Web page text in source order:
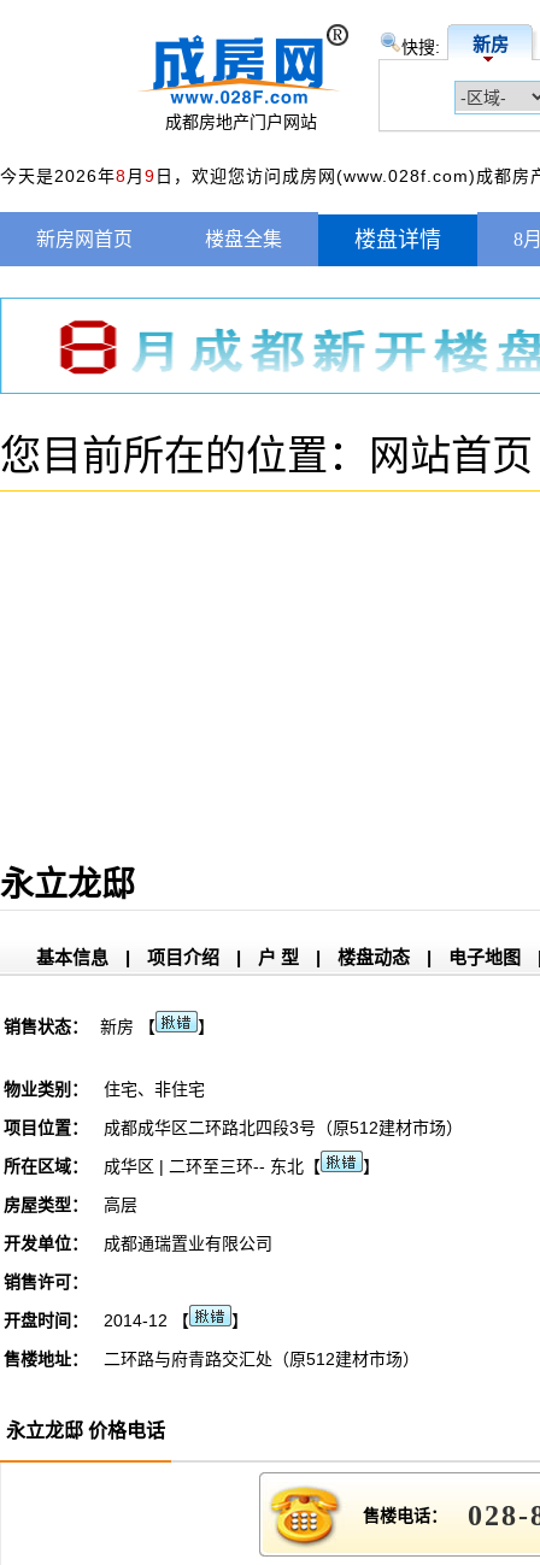
成都房地产门户网站
快搜: 新房
今天是2026年8月 9 日，欢迎您访问成房网(www.028f.com)成都房
新房网首页 楼盘全集 楼盘详情 8
您目前所在的位置： 网站首页
永立龙邸
基本信息 | 项目介绍 | 户 型 | 楼盘动态 | 电子地图
销售状态： 新房 【 】
物业类别：
住宅、非住宅
项目位置：
成都成华区二环路北四段3号（原512建材市场）
所在区域：
成华区 | 二环至三环-- 东北【
】
房屋类型：
高层
开发单位：
成都通瑞置业有限公司
销售许可：
开盘时间：
2014-12 【
】
售楼地址：
二环路与府青路交汇处（原512建材市场）
永立龙邸 价格电话
售楼电话： 028-